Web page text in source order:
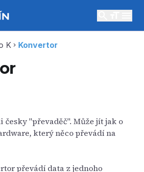
K chevron_right Konvertor
česky "převaděč". Může jít jak o
který něco převádí na
převádí data z jednoho